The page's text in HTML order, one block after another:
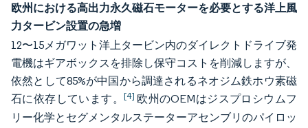
欧州における高出力永久磁石モーターを必要とする洋上風
力タービン設置の急増
12〜15メガワット洋上タービン内のダイレクトドライブ発
電機はギアボックスを排除し保守コストを削減しますが、
依然として85%が中国から調達されるネオジム鉄ホウ素磁
石に依存しています。 [4] 欧州のOEMはジスプロシウムフ
リー化学とセグメンタルステーターアセンブリのパイロッ